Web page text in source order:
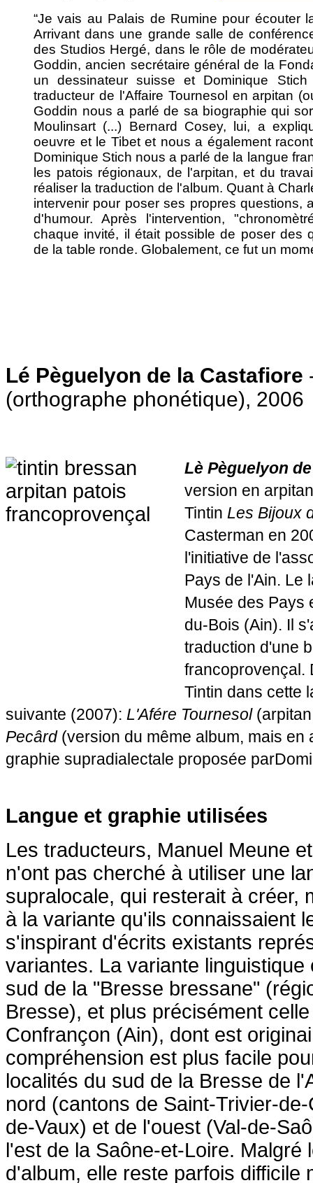
“Je vais au Palais de Rumine pour écouter
Arrivant dans une grande salle de
des Studios Hergé, dans le rôle de
Goddin, ancien secrétaire général de la
un dessinateur suisse et Dominique
traducteur de l'Affaire Tournesol en arpitan
Goddin nous a parlé de sa biographie qui
Moulinsart (...) Bernard Cosey, lui, a
oeuvre et le Tibet et nous a également
Dominique Stich nous a parlé de la langue
les patois régionaux, de l'arpitan, et du
réaliser la traduction de l'album. Quant à
intervenir pour poser ses propres questions,
d'humour. Après l'intervention,
chaque invité, il était possible de poser des
de la table ronde. Globalement, ce fut un
Lé Pèguelyon de la Castafiore
(orthographe phonétique), 2006
Lè Pèguelyon
version en
Tintin Les Bijoux
Casterman en
l'initiative de
Pays de l'Ain. Le
Musée des Pays
du-Bois (Ain). Il
traduction d'une
francoprovençal.
Tintin dans cette
suivante (2007): L'Afére Tournesol
Pecârd(version du même album, mais en
graphie supradialectale proposée par
Langue et graphie utilisées
Les traducteurs, Manuel Meune
n'ont pas cherché à utiliser une
supralocale, qui resterait à créer,
à la variante qu'ils connaissaient
s'inspirant d'écrits existants
variantes. La variante linguistique
sud de la "Bresse bressane"
Bresse), et plus précisément
Confrançon (Ain), dont est
compréhension est plus facile
localités du sud de la Bresse de
nord (cantons de Saint-Trivier-
de-Vaux) et de l'ouest (Val-de-
l'est de la Saône-et-Loire. Malgré
d'album, elle reste parfois difficile